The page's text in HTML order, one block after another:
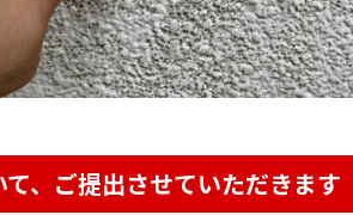
、ご提出させていただきます